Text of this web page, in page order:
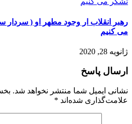
️رهبر انقلاب ار وجود مطهر او ( سردار
می کنیم
ژانویه 28, 2020
ارسال پاسخ
نشانی ایمیل شما منتشر نخواهد شد.
علامت‌گذاری شده‌اند *